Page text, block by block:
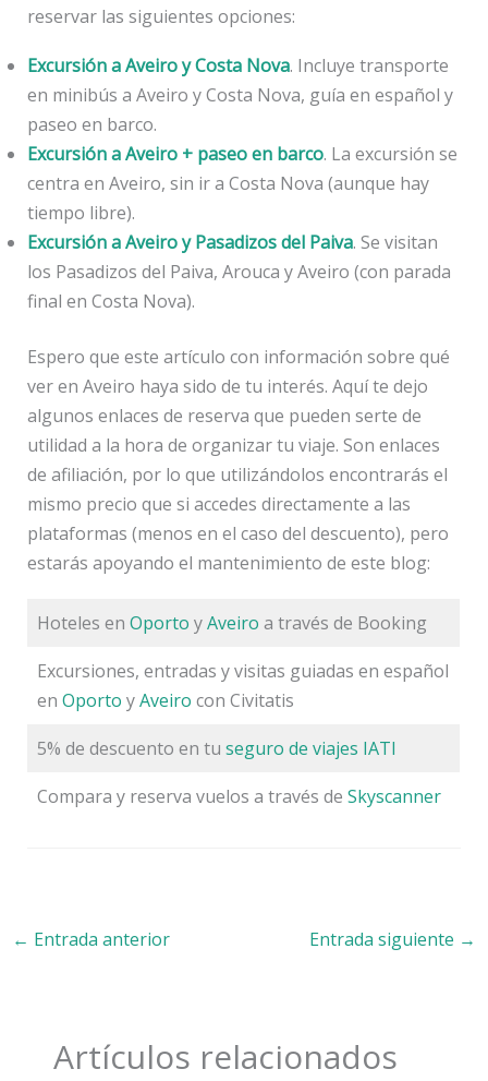
reservar las siguientes opciones:
Excursión a Aveiro y Costa Nova. Incluye transporte
en minibús a Aveiro y Costa Nova, guía en español y
paseo en barco.
Excursión a Aveiro + paseo en barco. La excursión se
centra en Aveiro, sin ir a Costa Nova (aunque hay
tiempo libre).
Excursión a Aveiro y Pasadizos del Paiva. Se visitan
los Pasadizos del Paiva, Arouca y Aveiro (con parada
final en Costa Nova).
Espero que este artículo con información sobre qué
ver en Aveiro haya sido de tu interés. Aquí te dejo
algunos enlaces de reserva que pueden serte de
utilidad a la hora de organizar tu viaje. Son enlaces
de afiliación, por lo que utilizándolos encontrarás el
mismo precio que si accedes directamente a las
plataformas (menos en el caso del descuento), pero
estarás apoyando el mantenimiento de este blog:
Hoteles en Oporto yAveiro a través de Booking
Excursiones, entradas y visitas guiadas en español
en Oporto yAveiro con Civitatis
5% de descuento en tu seguro de viajes IATI
Compara y reserva vuelos a través de Skyscanner
← Entrada anterior Entrada siguiente →
Artículos relacionados